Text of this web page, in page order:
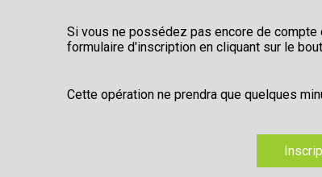
Si vous ne possédez pas encore de
formulaire d'inscription en cliquant sur le
Cette opération ne prendra que quelques